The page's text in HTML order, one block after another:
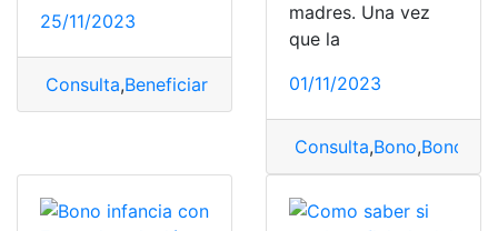
25/11/2023
Consulta,Beneficiario beneficiario del bono
madres. Una vez
que la
01/11/2023
Consulta,Bono,Bono